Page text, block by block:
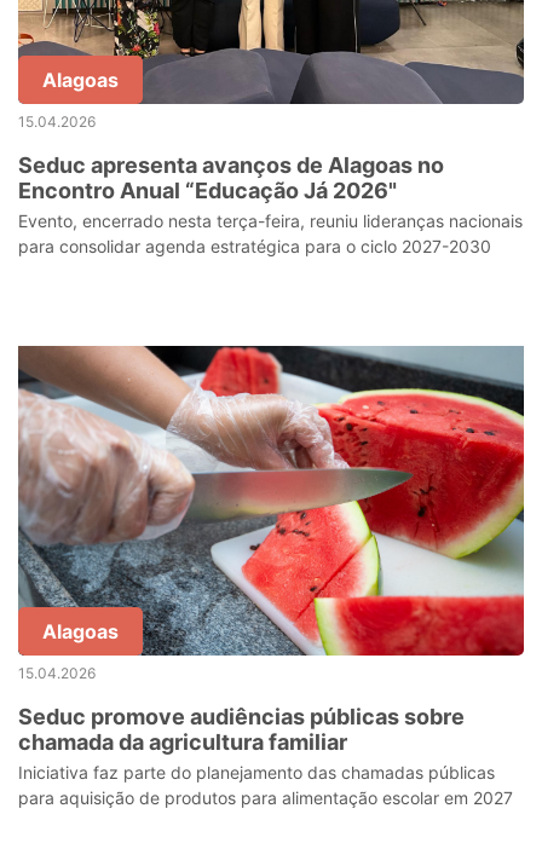
Alagoas
15.04.2026
Seduc apresenta avanços de Alagoas no
Encontro Anual “Educação Já 2026"
Evento, encerrado nesta terça-feira, reuniu lideranças nacionais
para consolidar agenda estratégica para o ciclo 2027-2030
Alagoas
15.04.2026
Seduc promove audiências públicas sobre
chamada da agricultura familiar
Iniciativa faz parte do planejamento das chamadas públicas
para aquisição de produtos para alimentação escolar em 2027